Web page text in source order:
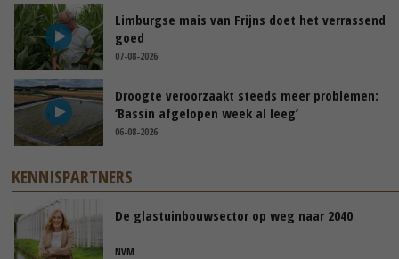
Limburgse mais van Frijns doet het verrassend
goed
07-08-2026
Droogte veroorzaakt steeds meer problemen:
‘Bassin afgelopen week al leeg’
06-08-2026
KENNISPARTNERS
De glastuinbouwsector op weg naar 2040
NVM